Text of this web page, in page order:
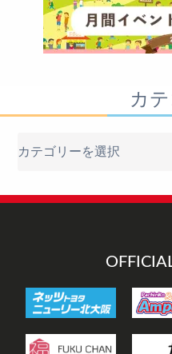
カ
リ